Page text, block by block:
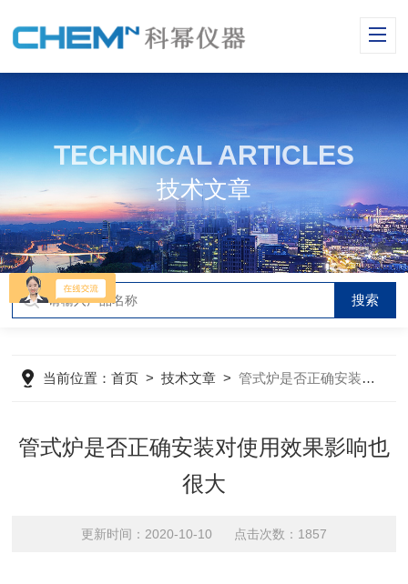
TECHNICAL ARTICLES
技术文章
当前位置：首页 >技术文章 >管式炉是否正确安装对使用效果影响也很大
管式炉是否正确安装对使用效果影响也
很大
更新时间：2020-10-10 点击次数：1857